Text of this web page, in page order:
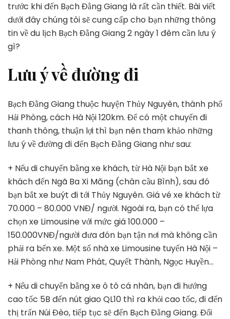
Những
Gì?
trước khi đến Bạch Đằng Giang là rất cần thiết. Bài viết
dưới đây chúng tôi sẽ cung cấp cho bạn những thông
tin về du lịch Bạch Đằng Giang 2 ngày 1 đêm cần lưu ý
gì?
Lưu ý về đường đi
Bạch Đằng Giang thuộc huyện Thủy Nguyên, thành phố
Hải Phòng, cách Hà Nội 120km. Để có một chuyến đi
thanh thông, thuận lợi thì bạn nên tham khảo những
lưu ý về đường đi đến Bạch Đằng Giang như sau:
+ Nếu di chuyển bằng xe khách, từ Hà Nội bạn bắt xe
khách đến Ngã Ba Xi Măng (chân cầu Bình), sau đó
bạn bắt xe buýt đi tới Thủy Nguyên. Giá vé xe khách từ
70.000 – 80.000 VNĐ/ người. Ngoài ra, bạn có thể lựa
chọn xe Limousine với mức giá 100.000 –
150.000VNĐ/người đưa đón bạn tận nơi mà không cần
phải ra bến xe. Một số nhà xe Limousine tuyến Hà Nội –
Hải Phòng như Nam Phát, Quyết Thành, Ngọc Huyền…
+ Nếu di chuyển bằng xe ô tô cá nhân, bạn đi hướng
cao tốc 5B đến nút giao QL10 thì ra khỏi cao tốc, đi đến
thị trấn Núi Đèo, tiếp tục sẽ đến Bạch Đằng Giang. Đối